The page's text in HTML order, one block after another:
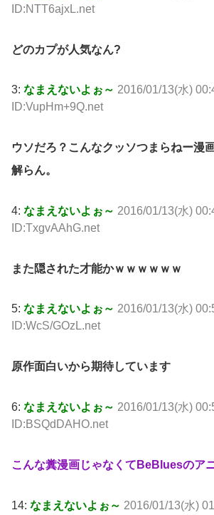
ID:NTT6ajxL.net
どのカプが人気なん?
3: なまえないよぉ～ 2016/01/13(水)
ID:VupHm+9Q.net
ウソだろ？こんなクッソつまらねー漫
解らん。
4: なまえないよぉ～ 2016/01/13(水)
ID:TxgvAAhG.net
また隠された才能かｗｗｗｗｗｗ
5: なまえないよぉ～ 2016/01/13(水)
ID:WcS/GOzL.net
原作面白いから期待しています
6: なまえないよぉ～ 2016/01/13(水)
ID:BSQdDAHO.net
こんな糞漫画じゃなくてBeBluesのア
14: なまえないよぉ～ 2016/01/13(水)